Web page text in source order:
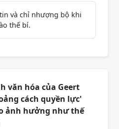
và chỉ nhượng bộ khi
thế bí.
văn hóa của Geert
cách quyền lực'
ảnh hưởng như thế